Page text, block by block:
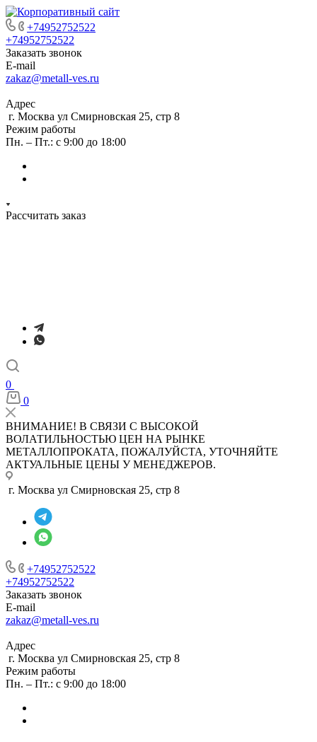
+74952752522
+74952752522
Заказать звонок
E-mail
zakaz@metall-ves.ru
Адрес
г. Москва ул Смирновская 25, стр 8
Режим работы
Пн. – Пт.: с 9:00 до 18:00
Рассчитать заказ
0
0
ВНИМАНИЕ! В СВЯЗИ С ВЫСОКОЙ
ВОЛАТИЛЬНОСТЬЮ ЦЕН НА РЫНКЕ
МЕТАЛЛОПРОКАТА, ПОЖАЛУЙСТА, УТОЧНЯЙТЕ
АКТУАЛЬНЫЕ ЦЕНЫ У МЕНЕДЖЕРОВ.
г. Москва ул Смирновская 25, стр 8
+74952752522
+74952752522
Заказать звонок
E-mail
zakaz@metall-ves.ru
Адрес
г. Москва ул Смирновская 25, стр 8
Режим работы
Пн. – Пт.: с 9:00 до 18:00